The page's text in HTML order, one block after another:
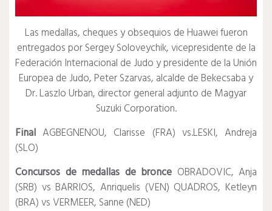
Las medallas, cheques y obsequios de Huawei fueron
entregados por Sergey Soloveychik, vicepresidente de la
Federación Internacional de Judo y presidente de la Unión
Europea de Judo, Peter Szarvas, alcalde de Bekecsaba y
Dr. Laszlo Urban, director general adjunto de Magyar
Suzuki Corporation.
Final AGBEGNENOU, Clarisse (FRA) vs.LESKI, Andreja
(SLO)
Concursos demedallas de bronce OBRADOVIC, Anja
(SRB) vs BARRIOS, Anriquelis (VEN) QUADROS, Ketleyn
(BRA) vs VERMEER, Sanne (NED)